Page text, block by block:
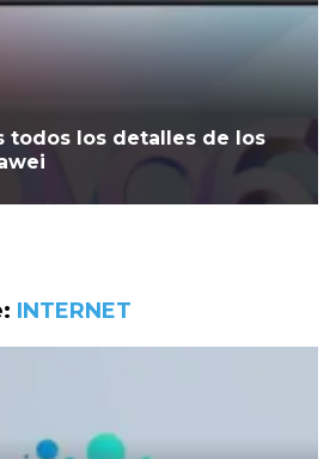
todos los detalles de los
INTERNET